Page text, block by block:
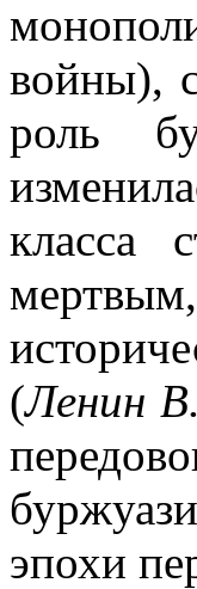
войны),
роль
класса
(Ленин
эпохи